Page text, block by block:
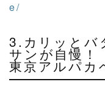
e/
3.カリッとバ
サンが自慢！
東京アルパカ